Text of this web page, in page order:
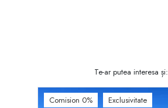
Te-ar putea interesa și:
Comision 0% Exclusivitate